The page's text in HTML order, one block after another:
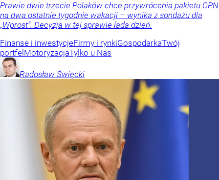
Prawie dwie trzecie Polaków chce przywrócenia pakietu CPN
na dwa ostatnie tygodnie wakacji – wynika z sondażu dla
„Wprost”. Decyzja w tej sprawie lada dzień.
Finanse i inwestycjeFirmy i rynkiGospodarkaTwój
portfel MotoryzacjaTylko u Nas
Radosław Święcki